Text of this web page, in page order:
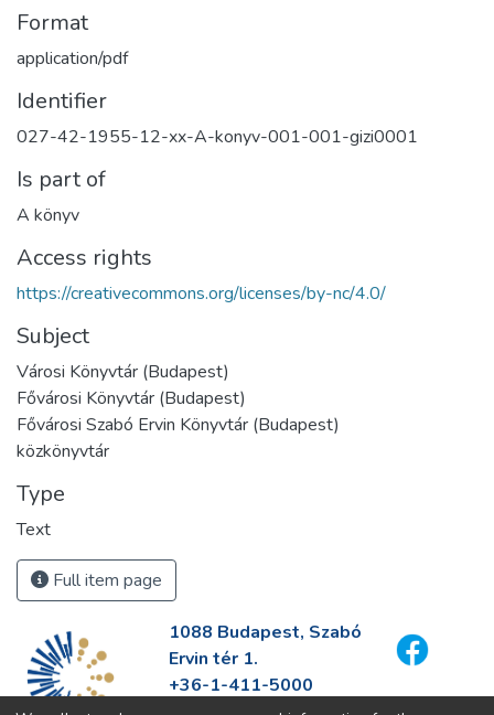
Format
application/pdf
Identifier
027-42-1955-12-xx-A-konyv-001-001-gizi0001
Is part of
A könyv
Access rights
https://creativecommons.org/licenses/by-nc/4.0/
Subject
Városi Könyvtár (Budapest)
Fővárosi Könyvtár (Budapest)
Fővárosi Szabó Ervin Könyvtár (Budapest)
közkönyvtár
Type
Text
Full item page
1088 Budapest, Szabó
Ervin tér 1.
+36-1-411-5000